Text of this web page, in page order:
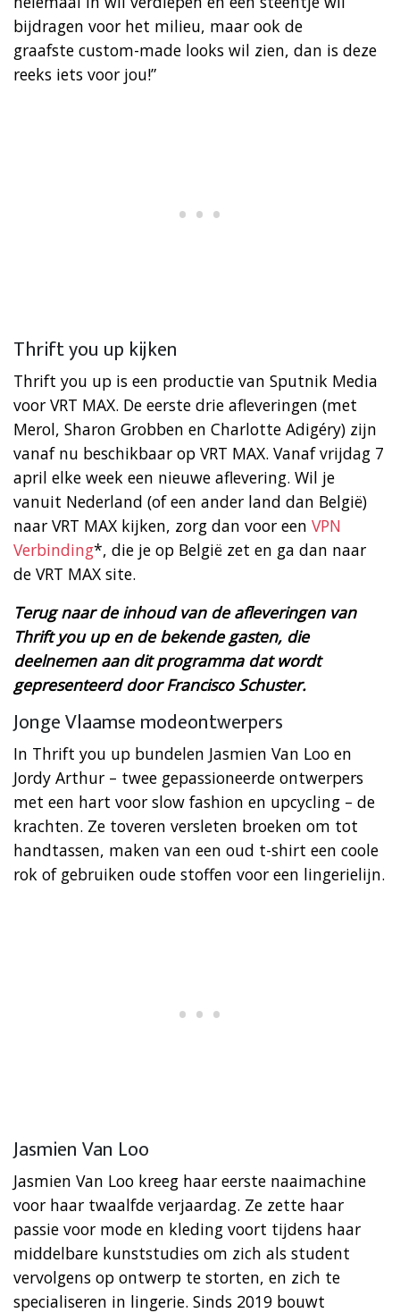
bijdragen voor het milieu, maar ook de
graafste custom-made looks wil zien, dan is deze
reeks iets voor jou!”
Thrift you up kijken
Thrift you up is een productie van Sputnik Media
voor VRT MAX. De eerste drie afleveringen (met
Merol, Sharon Grobben en Charlotte Adigéry) zijn
vanaf nu beschikbaar op VRT MAX. Vanaf vrijdag 7
april elke week een nieuwe aflevering. Wil je
vanuit Nederland (of een ander land dan België)
naar VRT MAX kijken, zorg dan voor een VPN
Verbinding*, die je op België zet en ga dan naar
de VRT MAX site.
Terug naar de inhoud van de afleveringen van
Thrift you up en de bekende gasten, die
deelnemen aan dit programma dat wordt
gepresenteerd door Francisco Schuster.
Jonge Vlaamse modeontwerpers
In Thrift you up bundelen Jasmien Van Loo en
Jordy Arthur – twee gepassioneerde ontwerpers
met een hart voor slow fashion en upcycling – de
krachten. Ze toveren versleten broeken om tot
handtassen, maken van een oud t-shirt een coole
rok of gebruiken oude stoffen voor een lingerielijn.
Jasmien Van Loo
Jasmien Van Loo kreeg haar eerste naaimachine
voor haar twaalfde verjaardag. Ze zette haar
passie voor mode en kleding voort tijdens haar
middelbare kunststudies om zich als student
vervolgens op ontwerp te storten, en zich te
specialiseren in lingerie. Sinds 2019 bouwt